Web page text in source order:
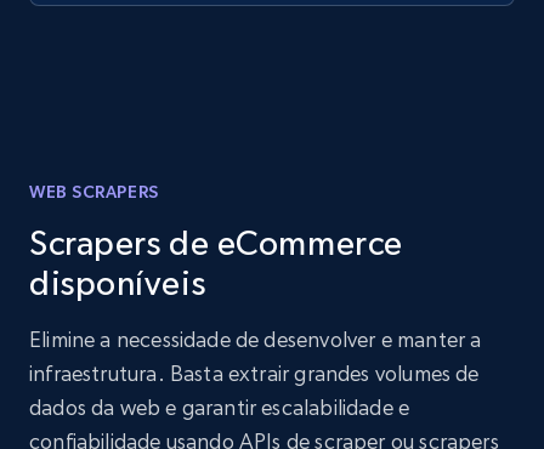
WEB SCRAPERS
Scrapers de eCommerce
disponíveis
Elimine a necessidade de desenvolver e manter a
infraestrutura. Basta extrair grandes volumes de
dados da web e garantir escalabilidade e
confiabilidade usando APIs de scraper ou scrapers